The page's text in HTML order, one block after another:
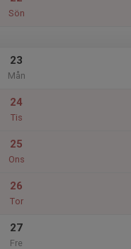
Sön
23
Mån
24
Tis
25
Ons
26
Tor
27
Fre